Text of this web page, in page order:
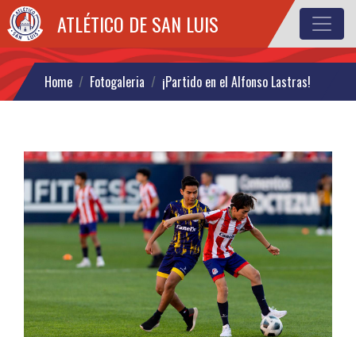
ATLÉTICO DE SAN LUIS
¡Partido en el Alfonso Lastras!
Home Fotogaleria ¡Partido en el Alfonso Lastras!